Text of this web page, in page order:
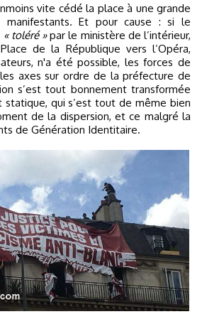
manifestants. Et pour cause : si le
« toléré »par le ministère de l’intérieur,
de la République vers l’Opéra,
n'a été possible, les forces de
axes sur ordre de la préfecture de
s’est tout bonnement transformée
statique, qui s’est tout de même bien
de la dispersion, et ce malgré la
de Génération Identitaire.